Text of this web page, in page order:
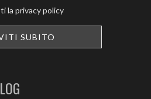
la privacy policy